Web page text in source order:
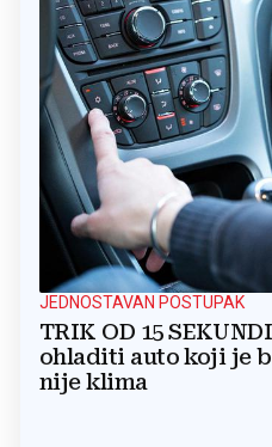
JEDNOSTAVAN POSTUPAK
TRIK OD 15
ohladiti auto koji je
nije klima